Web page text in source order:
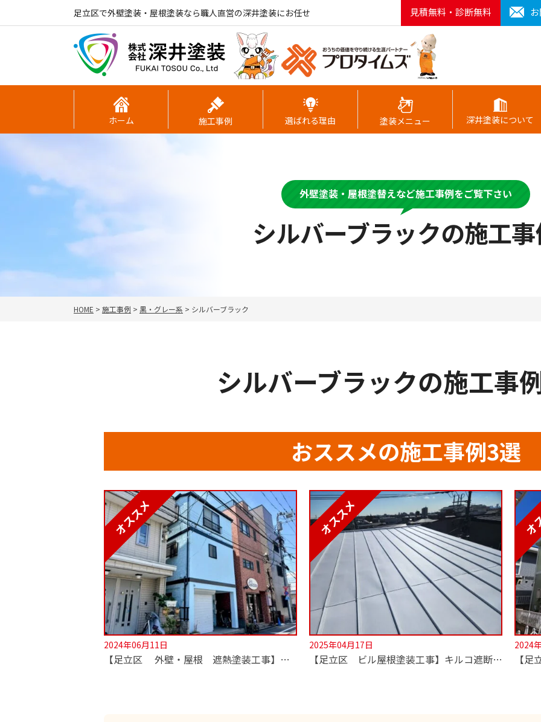
足立区で外壁塗装・屋根塗装なら職人直営の深井塗装にお任せ 見積無料・診断無料
ホーム 施工事例 選ばれる理由 塗装メニュー 深井塗装について
シルバーブラックの施工
外壁塗装・屋根塗替えなど施工事例をご覧下さい
HOME > 施工事例 > 黒・グレー系 > シルバーブラック
シルバーブラックの施工事
おススメの施工事例3選
2024年06月11日
【足立区 外壁・屋根 遮熱塗装工事】超低汚染無機塗料でセルフクリーニング！
2025年04月17日
【足立区 ビル屋根塗装工事】キルコ遮断熱塗料使用！2階の室温が劇的に変わります！
2024